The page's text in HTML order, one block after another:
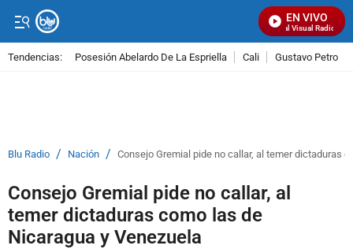
EN VIVO
Señal Visual Radio
Tendencias: Posesión Abelardo De La Espriella Cali Gustavo Petro
Blu Radio / Nación / Consejo Gremial pide no callar, al temer dictaduras
Consejo Gremial pide no callar, al
temer dictaduras como las de
Nicaragua y Venezuela